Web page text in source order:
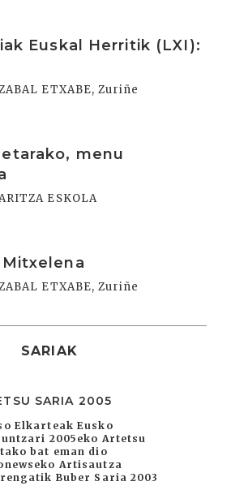
Euskal Herritik (LXI):
ETXABE, Zuriñe
menu
ESKOLA
ETXABE, Zuriñe
SARIAK
SARIA 2005
Elkarteak Eusko
2005eko Artetsu
bat eman dio
Artisautza
Buber Saria 2003